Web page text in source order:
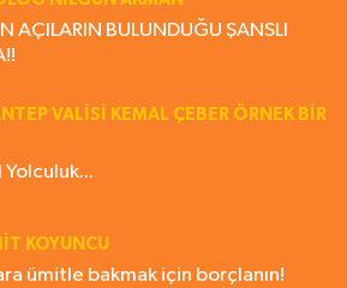
AÇILARIN BULUNDUĞU ŞANSLI
VALISI KEMAL ÇEBER ÖRNEK BİR
Yolculuk...
KOYUNCU
ümitle bakmak için borçlanın!